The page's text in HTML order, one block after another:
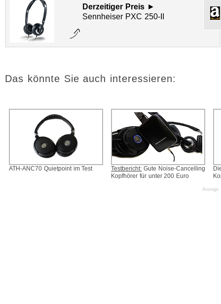
Derzeitiger Preis►
Sennheiser PXC 250-II
Das könnte Sie auch interessieren:
ATH-ANC70 Quietpoint im Test Testbericht: Gute Noise-Cancelling
Kopfhörer für unter 200 Euro
Anzeige